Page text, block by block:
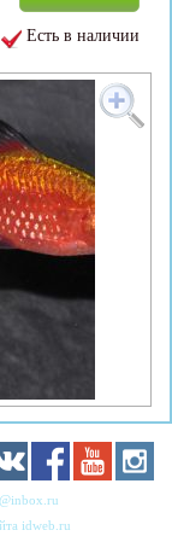
Есть в наличии
idweb.ru